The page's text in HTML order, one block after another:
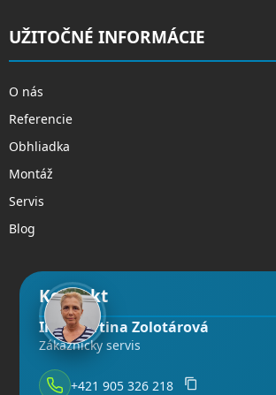
UŽITOČNÉ INFORMÁCIE
O nás
Referencie
Obhliadka
Montáž
Servis
Blog
Kontakt
Ing. Martina Zolotárová
Zákaznícky servis
+421 905 326 218